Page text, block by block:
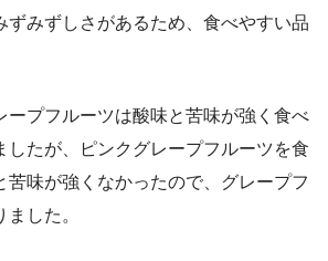
ずみずしさがあるため、食べやすい品
ープフルーツは酸味と苦味が強く食べ
したが、ピンクグレープフルーツを食
苦味が強くなかったので、グレープフ
した。